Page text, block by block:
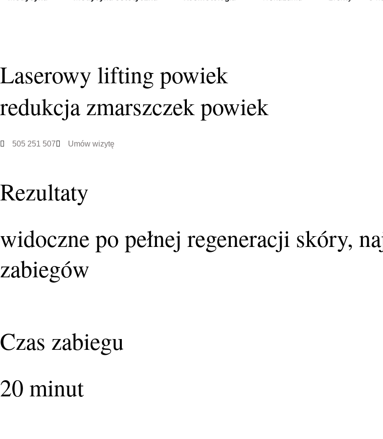
Laserowy lifting powiek
redukcja zmarszczek powiek
505 251 507 Umów wizytę
Rezultaty
widoczne po pełnej regeneracji skóry,
zabiegów
Czas zabiegu
20 minut